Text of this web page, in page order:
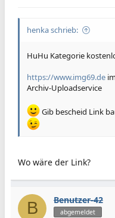
henka schrieb:
HuHu Kategorie
https://www.img69.de
Archiv-Uploadservice
Gib bescheid Link
Wo wäre der Link?
B Benutzer-42
abgemeldet